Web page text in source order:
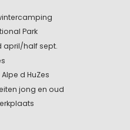
Park
april/half sept.
d HuZes
jong en oud